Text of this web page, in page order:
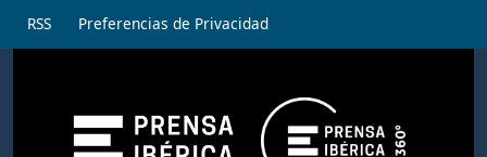
RSS Preferencias de Privacidad